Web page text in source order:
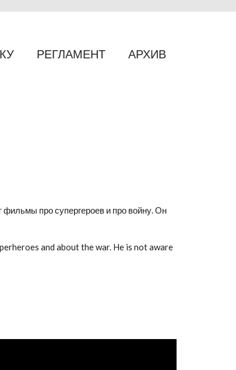
РЕГЛАМЕНТ АРХИВ
про супергероев и про войну. Он
and about the war. He is not aware